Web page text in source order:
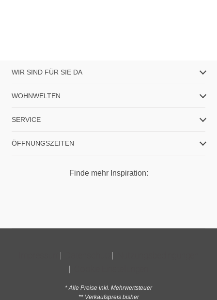
WIR SIND FÜR SIE DA
WOHNWELTEN
SERVICE
ÖFFNUNGSZEITEN
Finde mehr Inspiration:
* Alle Preise inkl. Mehrwertsteuer
** Verkaufspreis bisher